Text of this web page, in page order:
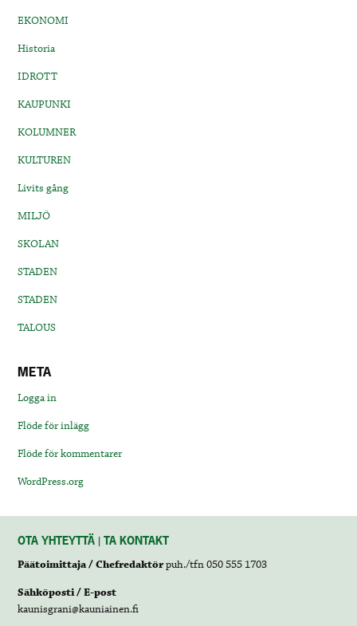
EKONOMI
Historia
IDROTT
KAUPUNKI
KOLUMNER
KULTUREN
Livits gång
MILJÖ
SKOLAN
STADEN
STADEN
TALOUS
META
Logga in
Flöde för inlägg
Flöde för kommentarer
WordPress.org
OTA YHTEYTTÄ | TA KONTAKT
Päätoimittaja / Chefredaktörpuh./tfn 050 555 1703
Sähköposti / E-post
kaunisgrani@kauniainen.fi